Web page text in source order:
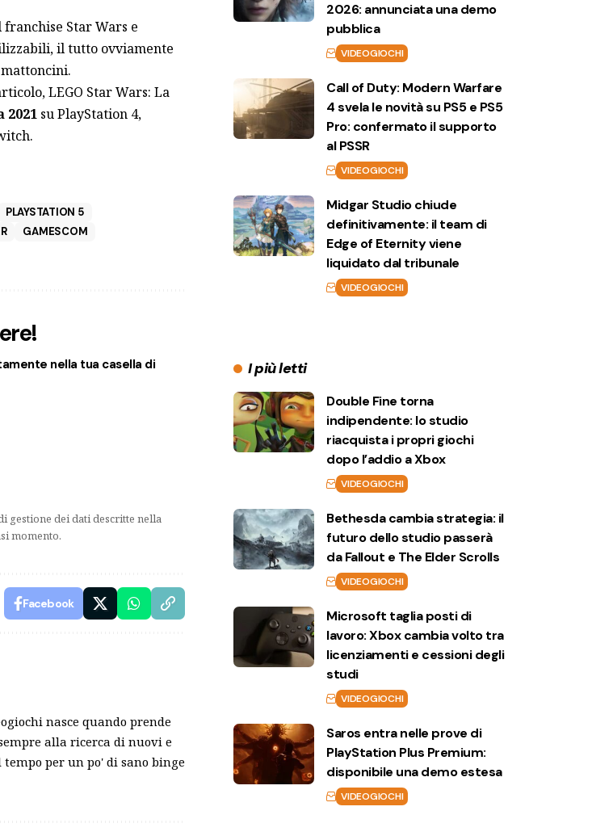
Star Wars e
il tutto ovviamente
LEGO Star Wars: La
su PlayStation 4,
PLAYSTATION 5
GAMESCOM
nella tua casella di
gestione dei dati descritte nella
momento.
Facebook
nasce quando prende
alla ricerca di nuovi e
per un po' di sano binge
2026: annunciata una demo
pubblica
VIDEOGIOCHI
Call of Duty: Modern Warfare
4 svela le novità su PS5 e PS5
Pro: confermato il supporto
al PSSR
VIDEOGIOCHI
Midgar Studio chiude
definitivamente: il team di
Edge of Eternity viene
liquidato dal tribunale
VIDEOGIOCHI
I più letti
Double Fine torna
indipendente: lo studio
riacquista i propri giochi
dopo l’addio a Xbox
VIDEOGIOCHI
Bethesda cambia strategia: il
futuro dello studio passerà
da Fallout e The Elder Scrolls
VIDEOGIOCHI
Microsoft taglia posti di
lavoro: Xbox cambia volto tra
licenziamenti e cessioni degli
studi
VIDEOGIOCHI
Saros entra nelle prove di
PlayStation Plus Premium:
disponibile una demo estesa
VIDEOGIOCHI